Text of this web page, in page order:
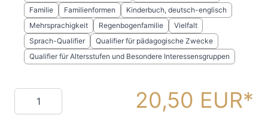
Familie
Familienformen
Kinderbuch, deutsch-englisch
Mehrsprachigkeit
Regenbogenfamilie
Vielfalt
Sprach-Qualifier
Qualifier für pädagogische Zwecke
Qualifier für Altersstufen und Besondere Interessensgruppen
Menge 20,50 EUR